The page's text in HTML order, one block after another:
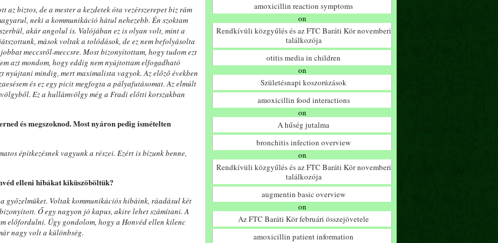
az biztos, de a mester a kezdetek óta vezérszerepet biz rám
neki a kommunikáció hátul nehezebb. Én szoktam
akár angolul is. Valójában ez is olyan volt, mint a
mások voltak a tolódások, de ez nem befolyásolta
meccsről-meccsre. Most bizonyítottam, hogy tudom ezt
azt mondom, hogy eddig nem nyújtottam elfogadható
nyújtani mindig, mert maximalista vagyok. Az előző években
és ez egy picit megfogta a pályafutásomat. Az elmúlt
Ez a hullámvölgy még a Fradi előtti korszakban
és megszoknod. Most nyáron pedig ismételten
építkezésnek vagyunk a részei. Ezért is bízunk benne,
elleni hibákat kiküszöböltük?
győzelmüket. Voltak kommunikációs hibáink, ráadásul két
Ő egy nagyon jó kapus, akire lehet számítani. A
előfordulni. Úgy gondolom, hogy a Honvéd ellen kilenc
nagy volt a különbség.
amoxicillin reaction symptoms
on
Rendkívüli közgyűlés és az FTC Baráti Kör novemberi
találkozója
otitis media in children
on
Születésnapi koszorúzások
amoxicillin food interactions
on
A hűség jutalma
bronchitis infection overview
on
Rendkívüli közgyűlés és az FTC Baráti Kör novemberi
találkozója
augmentin basic overview
on
Az FTC Baráti Kör februári összejövetele
amoxicillin patient information